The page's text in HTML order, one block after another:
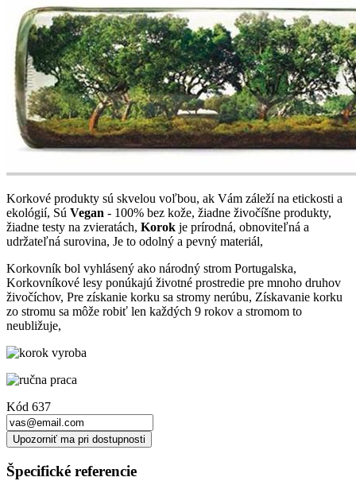
Korkové produkty sú skvelou voľbou, ak Vám záleží na etickosti a
ekológií, Sú Vegan - 100% bez kože, žiadne živočíšne produkty,
žiadne testy na zvieratách, Korok je prírodná, obnoviteľná a
udržateľná surovina, Je to odolný a pevný materiál,
Korkovník bol vyhlásený ako národný strom Portugalska,
Korkovníkové lesy ponúkajú životné prostredie pre mnoho druhov
živočíchov, Pre získanie korku sa stromy nerúbu, Získavanie korku
zo stromu sa môže robiť len každých 9 rokov a stromom to
neubližuje,
Kód 637
Upozorniť ma pri dostupnosti
Špecifické referencie